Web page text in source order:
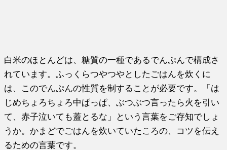
白米のほとんどは、糖質の一種であるでんぷんで構成さ
れています。ふっくらつやつやとしたごはんを炊くに
は、このでんぷんの性質を制することが必要です。「は
じめちょろちょろ中ぱっぱ、ぶつぶつ言ったら火を引い
て、赤子泣いても蓋とるな」という言葉をご存知でしょ
うか。かまどでごはんを炊いていたころの、コツを伝え
るための言葉です。